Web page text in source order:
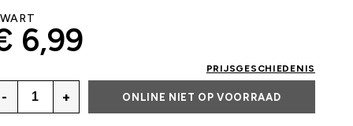
6,99
PRIJSGESCHIEDENIS
- + ONLINE NIET OP VOORRAAD